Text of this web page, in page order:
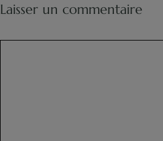
Laisser un commentaire